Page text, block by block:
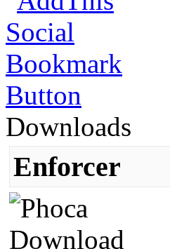
Downloads
Enforcer